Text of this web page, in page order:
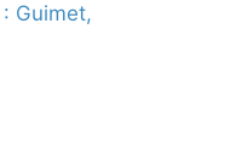
Guimet,